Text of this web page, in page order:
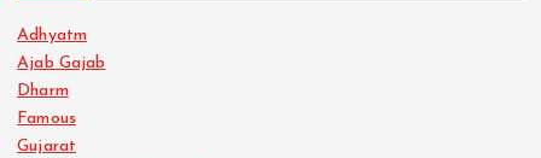
Adhyatm
Ajab Gajab
Dharm
Famous
Gujarat